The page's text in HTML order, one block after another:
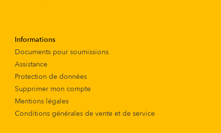
Informations
Documents pour soumissions
Assistance
Protection de données
Supprimer mon compte
Mentions légales
Conditions générales de vente et de service